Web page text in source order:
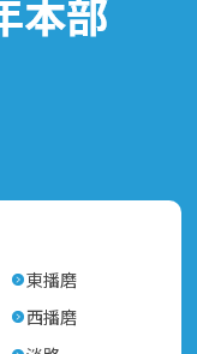
東播磨
西播磨